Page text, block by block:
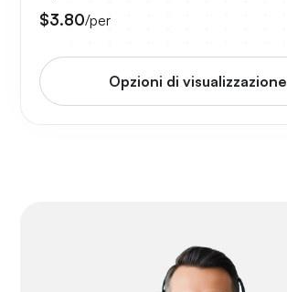
$3.80/per
Opzioni di visualizzazione